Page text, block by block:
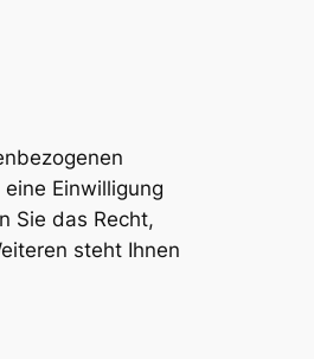
Einwilligung
Sie das Recht,
steht Ihnen